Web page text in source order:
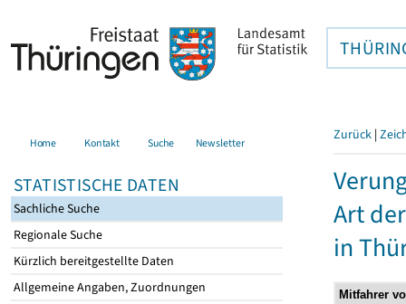
Home Kontakt Suche Newsletter
STATISTISCHE DATEN
Sachliche Suche
Regionale Suche
Kürzlich bereitgestellte Daten
Allgemeine Angaben, Zuordnungen
Zurück |
Art
in